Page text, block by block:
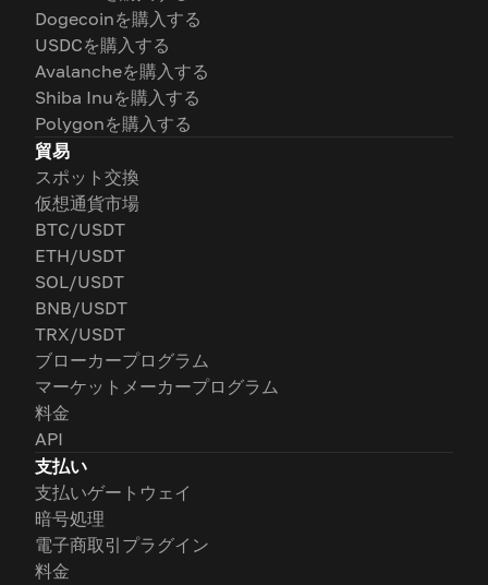
Dogecoinを購入する
USDCを購入する
Avalancheを購入する
Shiba Inuを購入する
Polygonを購入する
貿易
スポット交換
仮想通貨市場
BTC/USDT
ETH/USDT
SOL/USDT
BNB/USDT
TRX/USDT
ブローカープログラム
マーケットメーカープログラム
料金
API
支払い
支払いゲートウェイ
暗号処理
電子商取引プラグイン
料金